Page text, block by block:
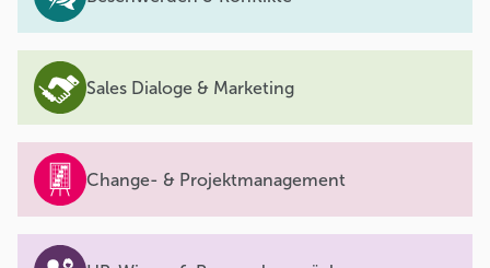
Sales Dialoge & Marketing
Change- & Projektmanagement